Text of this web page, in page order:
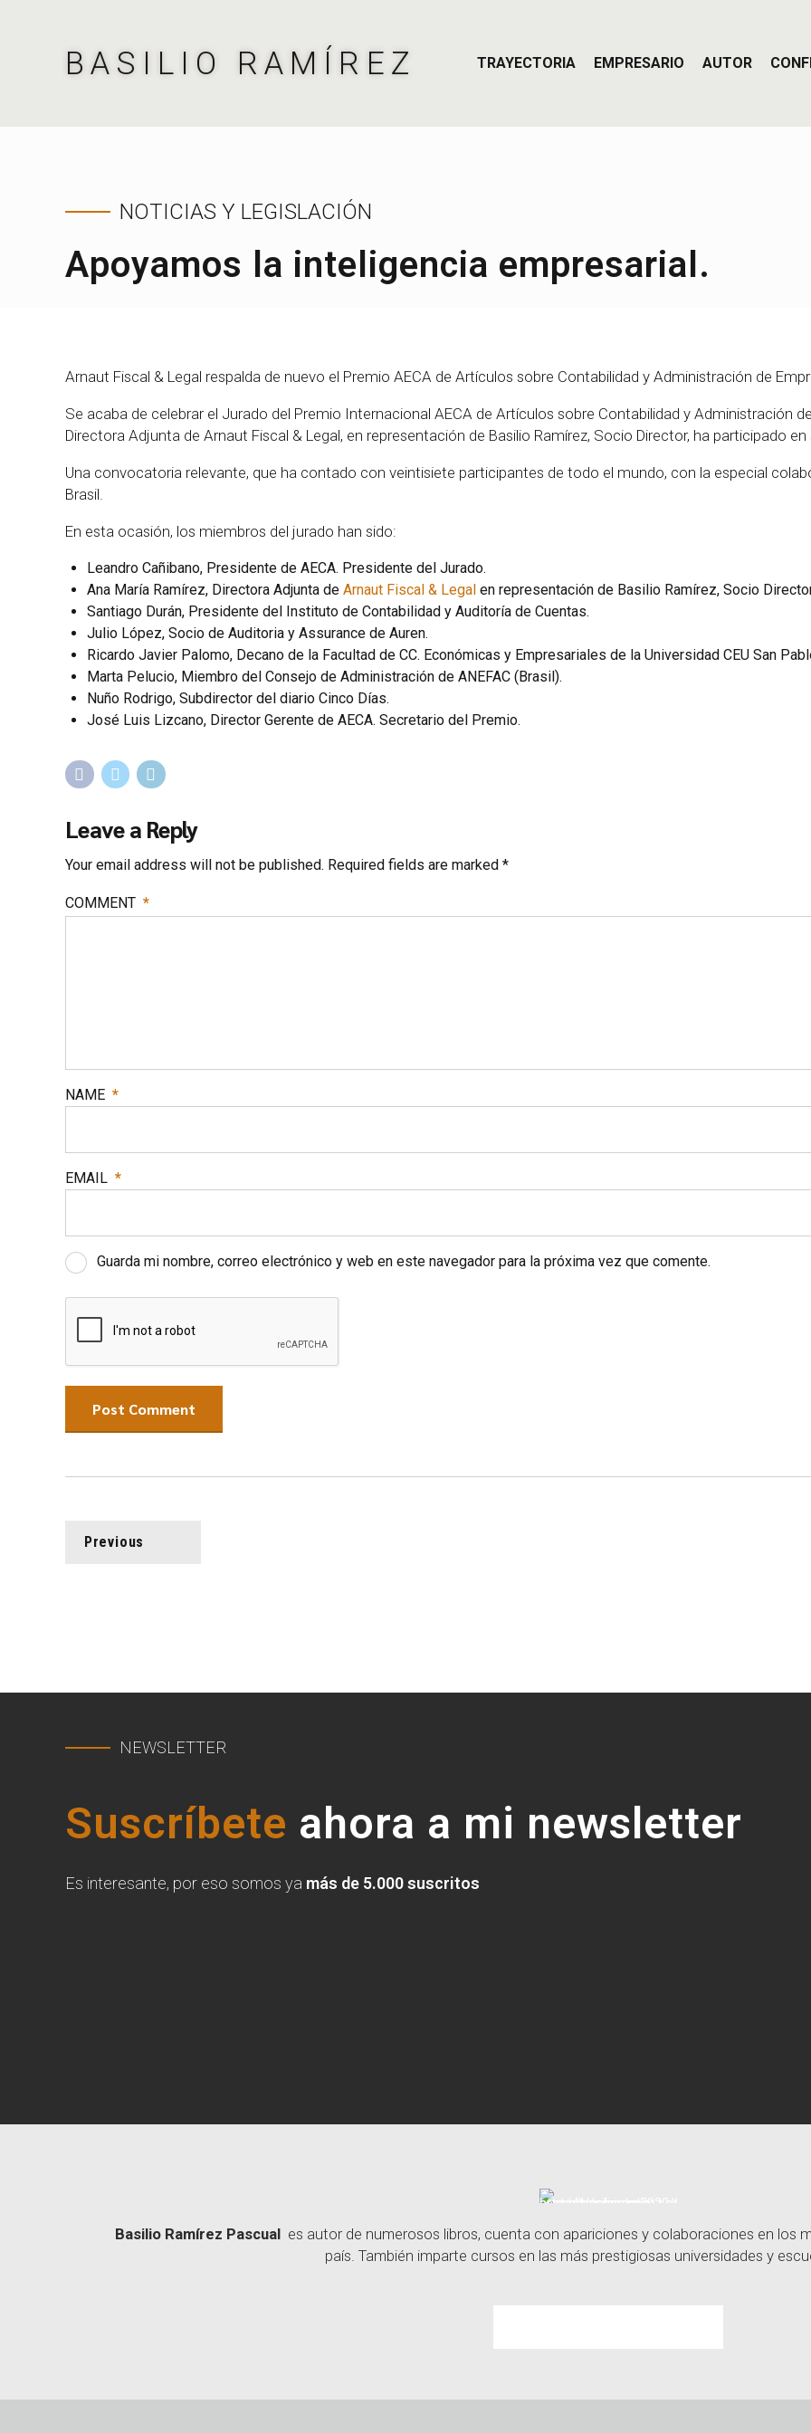
BASILIO RAMÍREZ TRAYECTORIA EMPRESARIO AUTOR
NOTICIAS Y LEGISLACIÓN
Apoyamos la inteligencia empresarial.
Arnaut Fiscal & Legal respalda de nuevo el Premio AECA de Artículos sobre Contabilidad y Administración de
Se acaba de celebrar el Jurado del Premio Internacional AECA de Artículos sobre Contabilidad y Administración
Directora Adjunta de Arnaut Fiscal & Legal, en representación de Basilio Ramírez, Socio Director, ha participado
Una convocatoria relevante, que ha contado con veintisiete participantes de todo el mundo, con la especial
Brasil.
En esta ocasión, los miembros del jurado han sido:
Leandro Cañibano, Presidente de AECA. Presidente del Jurado.
Ana María Ramírez, Directora Adjunta de Arnaut Fiscal & Legal en representación de Basilio Ramírez, Socio
Santiago Durán, Presidente del Instituto de Contabilidad y Auditoría de Cuentas.
Julio López, Socio de Auditoria y Assurance de Auren.
Ricardo Javier Palomo, Decano de la Facultad de CC. Económicas y Empresariales de la Universidad CEU San
Marta Pelucio, Miembro del Consejo de Administración de ANEFAC (Brasil).
Nuño Rodrigo, Subdirector del diario Cinco Días.
José Luis Lizcano, Director Gerente de AECA. Secretario del Premio.
Leave a Reply
Your email address will not be published. Required fields are marked *
COMMENT *
NAME *
EMAIL *
Guarda mi nombre, correo electrónico y web en este navegador para la próxima vez que comente.
Post Comment
Previous
NEWSLETTER
Suscríbete ahora a mi newsletter
Es interesante, por eso somos ya más de 5.000 suscritos
Basilio Ramírez Pascual
es autor de numerosos libros, cuenta con apariciones y colaboraciones en los
país. También imparte cursos en las más prestigiosas universidades y